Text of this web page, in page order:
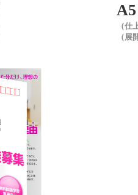
（仕
（展